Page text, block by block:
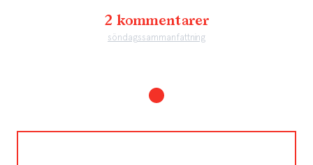
2 kommentarer
söndagssammanfattning